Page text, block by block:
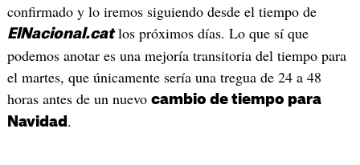
confirmado y lo iremos siguiendo desde el tiempo de
ElNacional.catlos próximos días. Lo que sí que
podemos anotar es una mejoría transitoria del tiempo para
el martes, que únicamente sería una tregua de 24 a 48
horas antes de un nuevo cambio de tiempo para
Navidad .